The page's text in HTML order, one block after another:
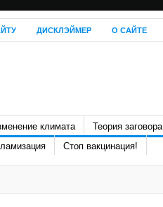
ДИСКЛЭЙМЕР О САЙТЕ
климата Теория заговора
Стоп вакцинация!